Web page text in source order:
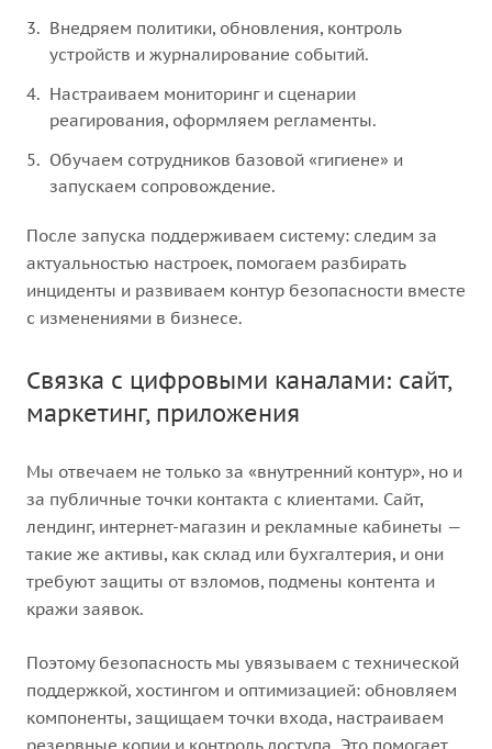
Внедряем политики, обновления, контроль
устройств и журналирование событий.
Настраиваем мониторинг и сценарии
реагирования, оформляем регламенты.
Обучаем сотрудников базовой «гигиене» и
запускаем сопровождение.
После запуска поддерживаем систему: следим за
актуальностью настроек, помогаем разбирать
инциденты и развиваем контур безопасности вместе
с изменениями в бизнесе.
Связка с цифровыми каналами: сайт,
маркетинг, приложения
Мы отвечаем не только за «внутренний контур», но и
за публичные точки контакта с клиентами. Сайт,
лендинг, интернет-магазин и рекламные кабинеты —
такие же активы, как склад или бухгалтерия, и они
требуют защиты от взломов, подмены контента и
кражи заявок.
Поэтому безопасность мы увязываем с технической
поддержкой, хостингом и оптимизацией: обновляем
компоненты, защищаем точки входа, настраиваем